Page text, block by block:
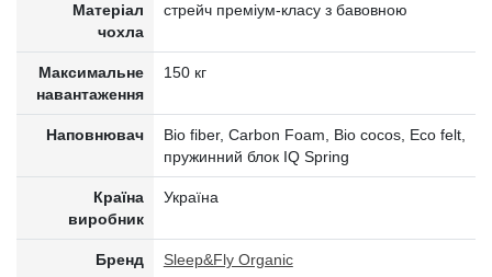
Матеріал
чохла
стрейч преміум-класу з бавовною
Максимальне
навантаження
150 кг
Наповнювач
Bio fiber, Carbon Foam, Bio cocos, Eco felt,
пружинний блок IQ Spring
Країна
виробник
Україна
Бренд Sleep&Fly Organic